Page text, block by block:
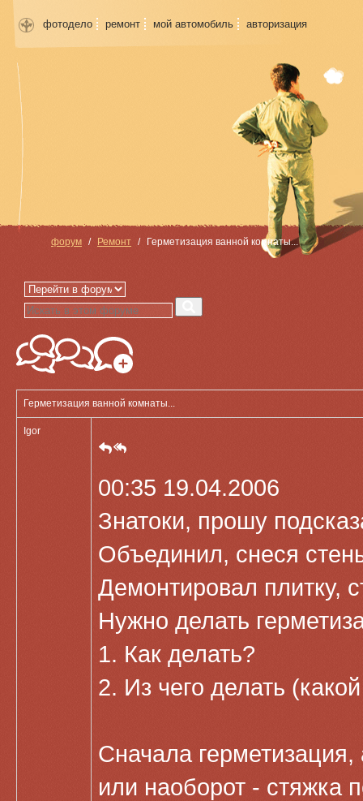
фотодело ремонт мой автомобиль авторизация
форум Ремонт Герметизация ванной комнаты...
Герметизация ванной комнаты...
Igor
00:35 19.04.2006
Знатоки, прошу
Объединил, снеся
Демонтировал плитку,
Нужно делать
1. Как делать?
2. Из чего делать
Сначала
или наоборот - стяжка